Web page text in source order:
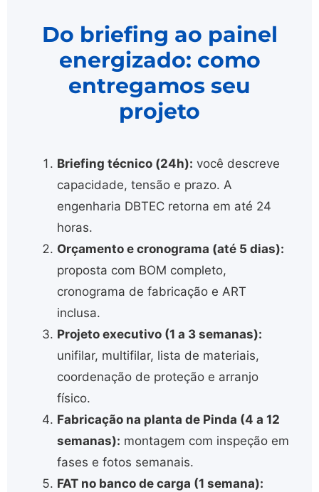
Do briefing ao painel
energizado: como
entregamos seu
projeto
Briefing técnico (24h): você descreve
capacidade, tensão e prazo. A
engenharia DBTEC retorna em até 24
horas.
Orçamento e cronograma (até 5 dias):
proposta com BOM completo,
cronograma de fabricação e ART
inclusa.
Projeto executivo (1 a 3 semanas):
unifilar, multifilar, lista de materiais,
coordenação de proteção e arranjo
físico.
Fabricação na planta de Pinda (4 a 12
semanas): montagem com inspeção em
fases e fotos semanais.
FAT no banco de carga (1 semana):